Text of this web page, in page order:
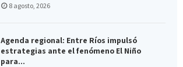
8 agosto, 2026
Agenda regional: Entre Ríos impulsó
estrategias ante el fenómeno El Niño
para...